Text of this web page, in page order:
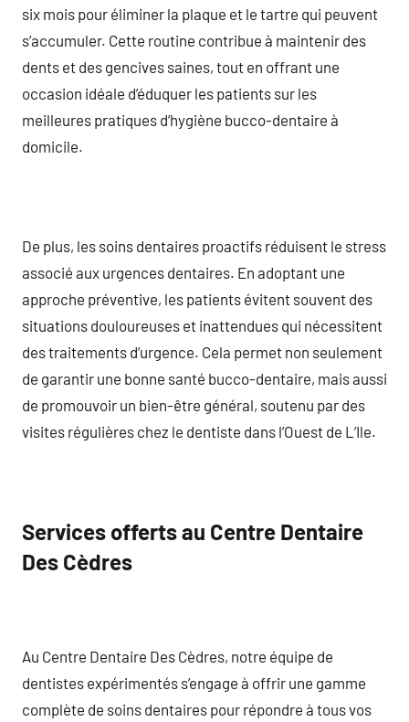
six mois pour éliminer la plaque et le tartre qui peuvent
s’accumuler. Cette routine contribue à maintenir des
dents et des gencives saines, tout en offrant une
occasion idéale d’éduquer les patients sur les
meilleures pratiques d’hygiène bucco-dentaire à
domicile.
De plus, les soins dentaires proactifs réduisent le stress
associé aux urgences dentaires. En adoptant une
approche préventive, les patients évitent souvent des
situations douloureuses et inattendues qui nécessitent
des traitements d’urgence. Cela permet non seulement
de garantir une bonne santé bucco-dentaire, mais aussi
de promouvoir un bien-être général, soutenu par des
visites régulières chez le dentiste dans l’Ouest de L’Ile.
Services offerts au Centre Dentaire
Des Cèdres
Au Centre Dentaire Des Cèdres, notre équipe de
dentistes expérimentés s’engage à offrir une gamme
complète de soins dentaires pour répondre à tous vos